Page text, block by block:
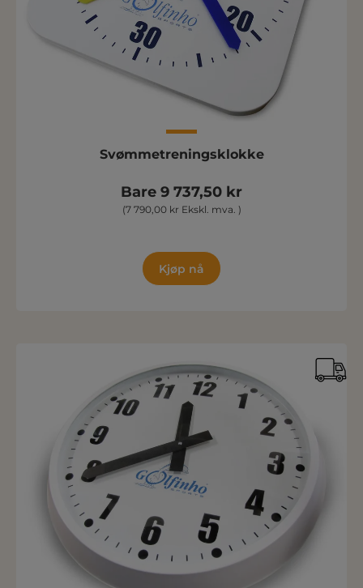
Svømmetreningsklokke
Bare 9 737,50 kr
(7 790,00 kr Ekskl. mva. )
Kjøp nå